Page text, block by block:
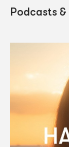
Podcasts